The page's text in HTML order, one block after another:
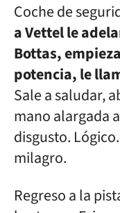
Coche de
a Vettel le
Bottas,
potencia, le
Sale a saludar,
mano alargada
disgusto.
milagro.
Regreso a la